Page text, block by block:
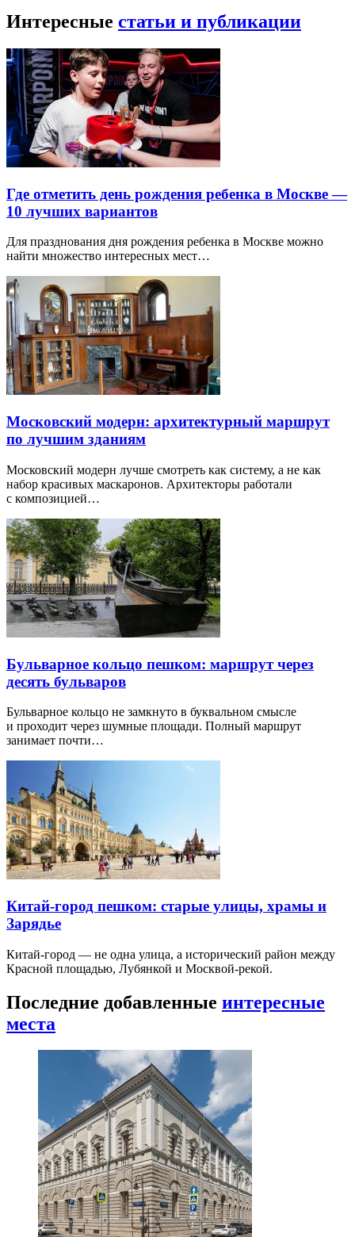
Интересные статьи и публикации
Где отметить день рождения ребенка в Москве —
10 лучших вариантов
Для празднования дня рождения ребенка в Москве можно
найти множество интересных мест…
Московский модерн: архитектурный маршрут
по лучшим зданиям
Московский модерн лучше смотреть как систему, а не как
набор красивых маскаронов. Архитекторы работали
с композицией…
Бульварное кольцо пешком: маршрут через
десять бульваров
Бульварное кольцо не замкнуто в буквальном смысле
и проходит через шумные площади. Полный маршрут
занимает почти…
Китай-город пешком: старые улицы, храмы и
Зарядье
Китай-город — не одна улица, а исторический район между
Красной площадью, Лубянкой и Москвой-рекой.
Последние добавленные интересные
места